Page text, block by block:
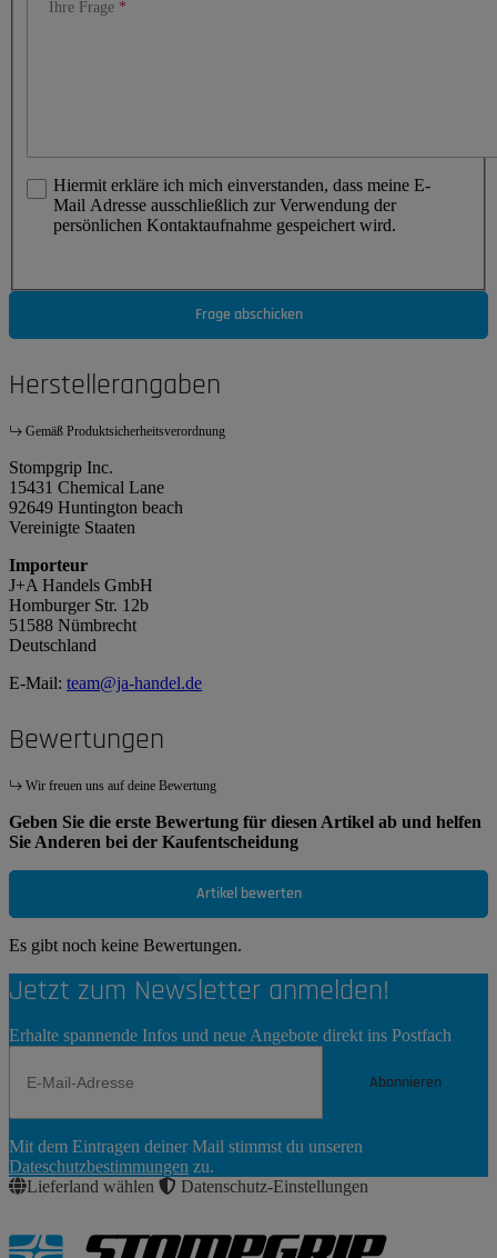
Ihre Frage
Hiermit erkläre ich mich einverstanden, dass meine E-
Mail Adresse ausschließlich zur Verwendung der
persönlichen Kontaktaufnahme gespeichert wird.
Frage abschicken
Herstellerangaben
Gemäß Produktsicherheitsverordnung
Stompgrip Inc.
15431 Chemical Lane
92649 Huntington beach
Vereinigte Staaten
Importeur
J+A Handels GmbH
Homburger Str. 12b
51588 Nümbrecht
Deutschland
E-Mail: team@ja-handel.de
Bewertungen
Wir freuen uns auf deine Bewertung
Geben Sie die erste Bewertung für diesen Artikel ab und helfen
Sie Anderen bei der Kaufentscheidung
Artikel bewerten
Es gibt noch keine Bewertungen.
Jetzt zum Newsletter anmelden!
Erhalte spannende Infos und neue Angebote direkt ins Postfach
Abonnieren
Abonnieren
Mit dem Eintragen deiner Mail stimmst du unseren
Dateschutzbestimmungen zu.
Lieferland wählen
Datenschutz-Einstellungen